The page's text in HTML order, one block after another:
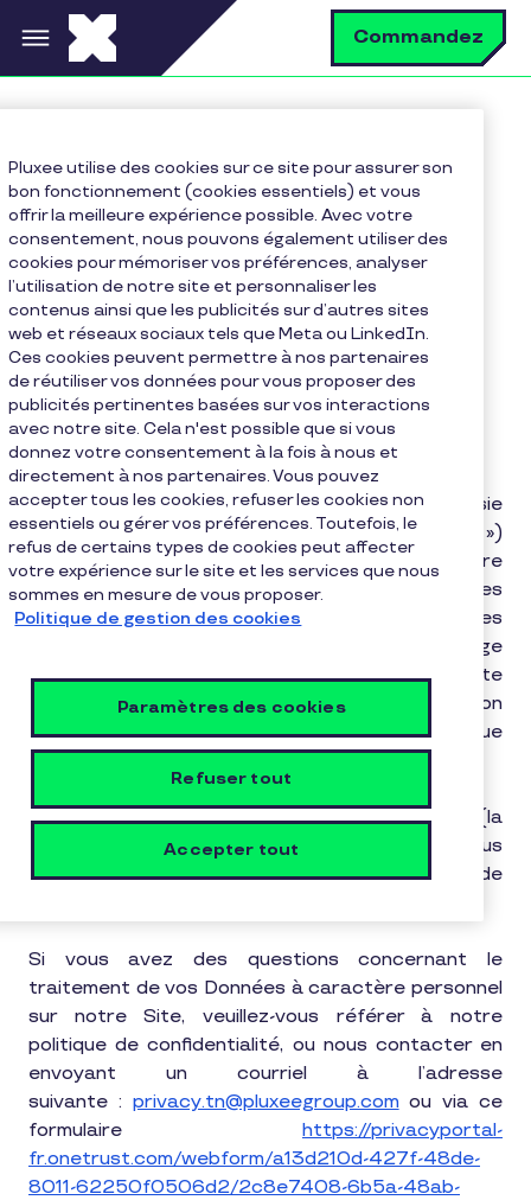
Aller au contenu principal Commandez
Trouvez la réponse à vos questions
Politique de gestion des cookies
Politique de gestion des
cookies
Le Responsable du traitement est Pluxee Tunisie
(ci-après « Pluxee Tunisie », ou « nous », ou « notre »)
qui collecte et traite les Données à caractère
personnel fournies par un visiteur sur nos sites
internet, applications, portails ou plateformes
(« notre Site »). Lorsque la législation locale exige
un niveau de protection plus élevé que la présente
politique de gestion des Cookies, la législation
locale prévaudra toujours sur la présente politique
de gestion des Cookies.
La présente politique de gestion des Cookies (la
« Politique ») vise à décrire les mesures que nous
mettons en place afin de respecter la vie privée de
Si vous avez des questions concernant le
traitement de vos Données à caractère personnel
sur notre Site, veuillez-vous référer à notre
politique de confidentialité, ou nous contacter en
envoyant un courriel à l’adresse
suivante : privacy.tn@pluxeegroup.comou via ce
formulaire https://privacyportal-
fr.onetrust.com/webform/a13d210d-427f-48de-
8011-62250f0506d2/2c8e7408-6b5a-48ab-
Pluxee utilise des cookies sur ce site pour assurer son
bon fonctionnement (cookies essentiels) et vous
offrir la meilleure expérience possible. Avec votre
consentement, nous pouvons également utiliser des
cookies pour mémoriser vos préférences, analyser
l’utilisation de notre site et personnaliser les
contenus ainsi que les publicités sur d’autres sites
web et réseaux sociaux tels que Meta ou LinkedIn.
Ces cookies peuvent permettre à nos partenaires
de réutiliser vos données pour vous proposer des
publicités pertinentes basées sur vos interactions
avec notre site. Cela n'est possible que si vous
donnez votre consentement à la fois à nous et
directement à nos partenaires. Vous pouvez
accepter tous les cookies, refuser les cookies non
essentiels ou gérer vos préférences. Toutefois, le
refus de certains types de cookies peut affecter
votre expérience sur le site et les services que nous
sommes en mesure de vous proposer.
Politique de gestion des cookies
Paramètres des cookies
Refuser tout
Accepter tout